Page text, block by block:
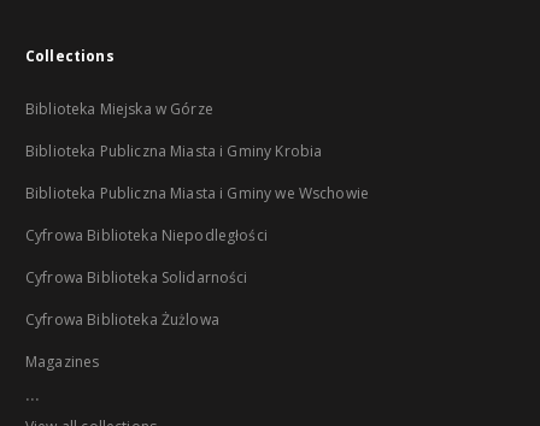
Collections
Biblioteka Miejska w Górze
Biblioteka Publiczna Miasta i Gminy Krobia
Biblioteka Publiczna Miasta i Gminy we Wschowie
Cyfrowa Biblioteka Niepodległości
Cyfrowa Biblioteka Solidarności
Cyfrowa Biblioteka Żużlowa
Magazines
...